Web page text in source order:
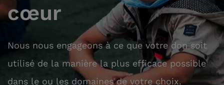
cœur
Nous nous engageons à ce que votre don soit
utilisé de la manière la plus efficace possible
dans le ou les domaines de votre choix.